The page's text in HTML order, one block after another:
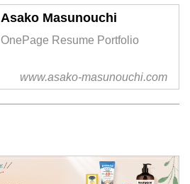
Asako Masunouchi
OnePage Resume Portfolio
www.asako-masunouchi.com